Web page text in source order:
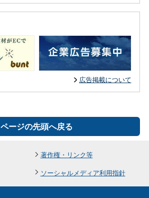
広告掲載について
ページの先頭へ戻る
著作権・リンク等
ソーシャルメディア利用指針